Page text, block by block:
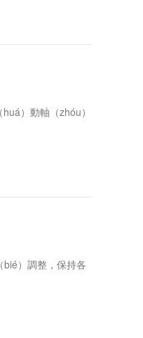
）動軸（zhóu）
）調整，保持各